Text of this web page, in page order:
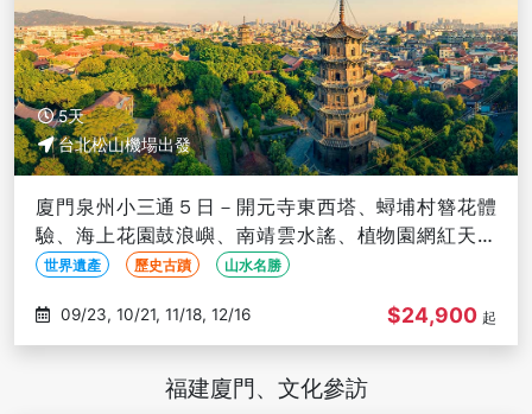
5天
台北松山機場出發
廈門泉州小三通５日－開元寺東西塔、蟳埔村簪花體
驗、海上花園鼓浪嶼、南靖雲水謠、植物園網紅天梯
(文化參訪)
世界遺產 歷史古蹟 山水名勝
09/23, 10/21, 11/18, 12/16 $24,900 起
福建廈門、文化參訪